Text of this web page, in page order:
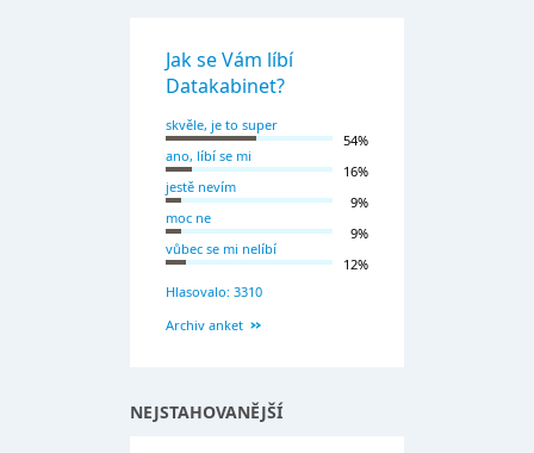
Jak se Vám líbí
Datakabinet?
skvěle, je to super
54%
ano, líbí se mi
16%
jestě nevím
9%
moc ne
9%
vůbec se mi nelíbí
12%
Hlasovalo: 3310
Archiv anket
NEJSTAHOVANĚJŠÍ